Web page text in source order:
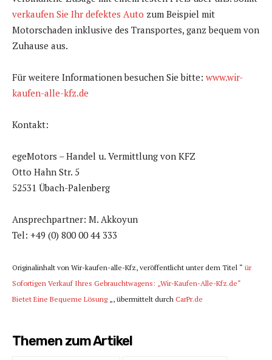
verkaufen Sie Ihr defektes Auto zum Beispiel mit
Motorschaden inklusive des Transportes, ganz bequem von
Zuhause aus.
Für weitere Informationen besuchen Sie bitte: www.wir-
kaufen-alle-kfz.de
Kontakt:
egeMotors – Handel u. Vermittlung von KFZ
Otto Hahn Str. 5
52531 Übach-Palenberg
Ansprechpartner: M. Akkoyun
Tel: +49 (0) 800 00 44 333
Originalinhalt von Wir-kaufen-alle-Kfz, veröffentlicht unter dem Titel “ ür
Sofortigen Verkauf Ihres Gebrauchtwagens: „Wir-Kaufen-Alle-Kfz.de“
Bietet Eine Bequeme Lösung„, übermittelt durch CarPr.de
Themen zum Artikel